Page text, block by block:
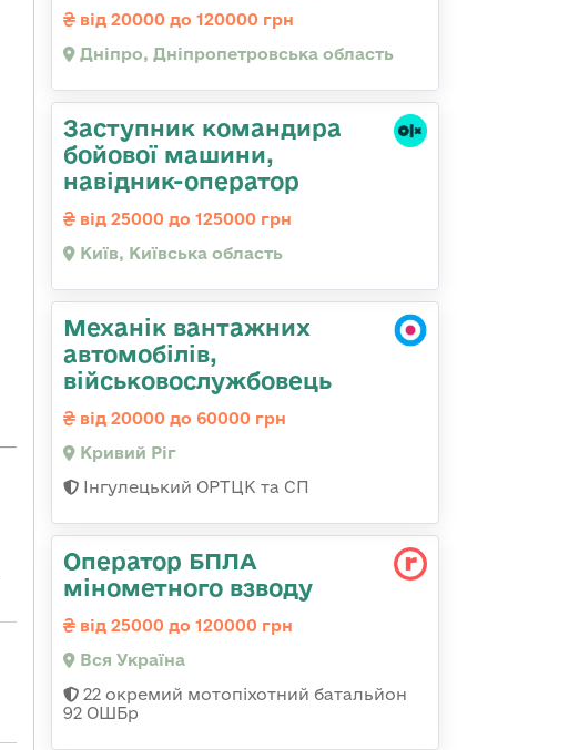
від 20000 до 120000 грн
Дніпро, Дніпропетровська область
Заступник командиpа
бойової машини,
навідник-оператор
від 25000 до 125000 грн
Київ, Київська область
Механік вантажних
автомобілів,
військовослужбовець
від 20000 до 60000 грн
Кривий Ріг
Інгулецький ОРТЦК та СП
Оператор БПЛА
мінометного взводу
від 25000 до 120000 грн
Вся Україна
22 окремий мотопіхотний батальйон
92 ОШБр